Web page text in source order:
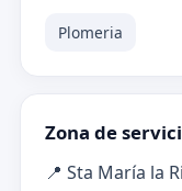
Plomeria
Zona de
📍 Sta María la